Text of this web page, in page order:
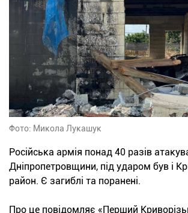
Фото: Микола Лукашук
Російська армія понад 40 разів
Дніпропетровщини, під ударом був і
район. Є загиблі та поранені.
Про це повідомляє «Перший